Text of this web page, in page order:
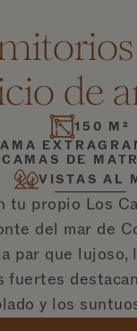
de
150 M²
CAMAS DE
VISTAS AL
propio Los
del mar de
par que
fuertes
y los